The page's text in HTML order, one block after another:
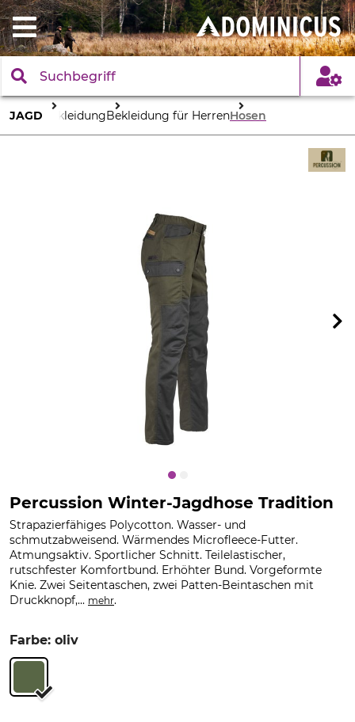
JAGD BekleidungBekleidung für HerrenHosen
Percussion Winter-Jagdhose Tradition
Strapazierfähiges Polycotton. Wasser- und
schmutzabweisend. Wärmendes Microfleece-Futter.
Atmungsaktiv. Sportlicher Schnitt. Teilelastischer,
rutschfester Komfortbund. Erhöhter Bund. Vorgeformte
Knie. Zwei Seitentaschen, zwei Patten-Beintaschen mit
Druckknopf,... mehr.
Farbe: oliv